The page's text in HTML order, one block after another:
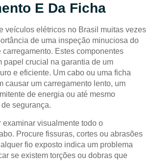
E Da Ficha
veículos elétricos no Brasil muitas vezes
de uma inspeção minuciosa do
carregamento. Estes componentes
papel crucial na garantia de um
e eficiente. Um cabo ou uma ficha
causar um carregamento lento, um
de energia ou até mesmo
segurança.
examinar visualmente todo o
Procure fissuras, cortes ou abrasões
fio exposto indica um problema
se existem torções ou dobras que